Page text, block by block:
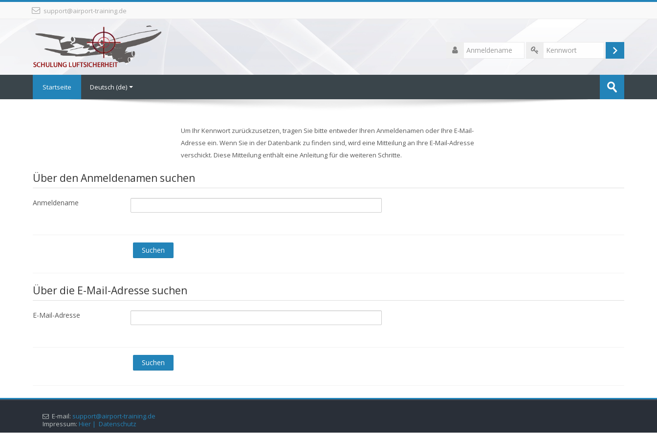
support@airport-training.de
Anmeldename
Login
Startseite Deutsch ‎(de)‎ Speichern
Um Ihr Kennwort zurückzusetzen, tragen Sie bitte entweder Ihren Anmeldenamen oder Ihre E-Mail-
Adresse ein. Wenn Sie in der Datenbank zu finden sind, wird eine Mitteilung an Ihre E-Mail-Adresse
verschickt. Diese Mitteilung enthält eine Anleitung für die weiteren Schritte.
Über den Anmeldenamen suchen
Anmeldename
Über die E-Mail-Adresse suchen
E-Mail-Adresse
E-mail: support@airport-training.de
Impressum: Hier | Datenschutz